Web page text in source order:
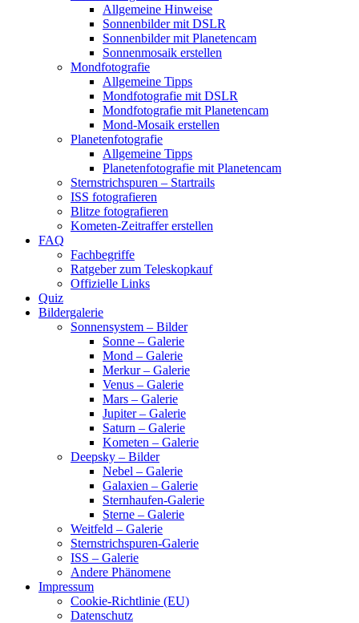
Allgemeine Hinweise
Sonnenbilder mit DSLR
Sonnenbilder mit Planetencam
Sonnenmosaik erstellen
Mondfotografie
Allgemeine Tipps
Mondfotografie mit DSLR
Mondfotografie mit Planetencam
Mond-Mosaik erstellen
Planetenfotografie
Allgemeine Tipps
Planetenfotografie mit Planetencam
Sternstrichspuren – Startrails
ISS fotografieren
Blitze fotografieren
Kometen-Zeitraffer erstellen
FAQ
Fachbegriffe
Ratgeber zum Teleskopkauf
Offizielle Links
Quiz
Bildergalerie
Sonnensystem – Bilder
Sonne – Galerie
Mond – Galerie
Merkur – Galerie
Venus – Galerie
Mars – Galerie
Jupiter – Galerie
Saturn – Galerie
Kometen – Galerie
Deepsky – Bilder
Nebel – Galerie
Galaxien – Galerie
Sternhaufen-Galerie
Sterne – Galerie
Weitfeld – Galerie
Sternstrichspuren-Galerie
ISS – Galerie
Andere Phänomene
Impressum
Cookie-Richtlinie (EU)
Datenschutz